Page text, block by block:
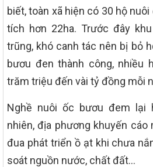
biết, toàn xã hiện có 30 hộ
tích hơn 22ha. Trước đây
trũng, khó canh tác nên bị bỏ
bươu đen thành công, nhiều
trăm triệu đến vài tỷ đồng mỗi
Nghề nuôi ốc bươu đem lại
nhiên, địa phương khuyến cáo
đua phát triển ồ ạt khi chưa
soát nguồn nước, chất đất…